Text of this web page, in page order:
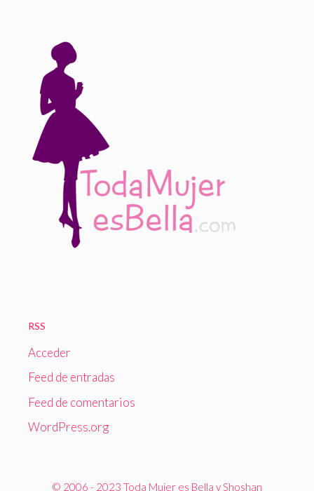
RSS
Acceder
Feed de entradas
Feed de comentarios
WordPress.org
© 2006 - 2023 Toda Mujer es Bella y Shoshan